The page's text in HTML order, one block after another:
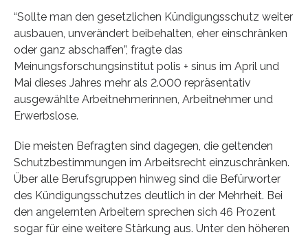
“Sollte man den gesetzlichen Kündigungsschutz weiter
ausbauen, unverändert beibehalten, eher einschränken
oder ganz abschaffen”, fragte das
Meinungsforschungsinstitut polis + sinus im April und
Mai dieses Jahres mehr als 2.000 repräsentativ
ausgewählte Arbeitnehmerinnen, Arbeitnehmer und
Erwerbslose.
Die meisten Befragten sind dagegen, die geltenden
Schutzbestimmungen im Arbeitsrecht einzuschränken.
Über alle Berufsgruppen hinweg sind die Befürworter
des Kündigungsschutzes deutlich in der Mehrheit. Bei
den angelernten Arbeitern sprechen sich 46 Prozent
sogar für eine weitere Stärkung aus. Unter den höheren